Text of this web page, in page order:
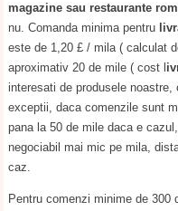
magazine sau restaurante
nu. Comanda minima pentru
este de 1,20 £ / mila ( calculat
aproximativ 20 de mile ( cost l
interesati de produsele
exceptii, daca comenzile sunt
pana la 50 de mile daca e
negociabil mai mic pe mila,
caz.
Pentru comenzi minime de 300